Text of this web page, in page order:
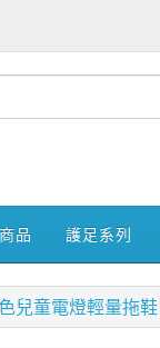
品 護足系列
兒童電燈輕量拖鞋